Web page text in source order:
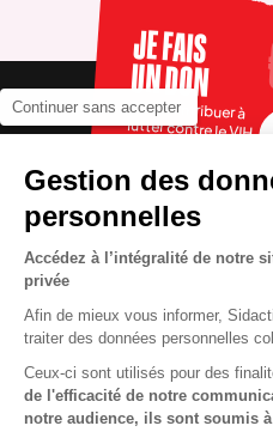
Continuer sans accepter
Gestion des
personnelles
Accédez à l’intégralité de notre
privée
Afin de mieux vous informer,
traiter des données personnelles
Ceux-ci sont utilisés pour des
de l'efficacité de notre
notre audience, ils sont soumis
Contact
Presse
JE FAIS
UN DON
Pour contribuer à
lutter contre le VIH